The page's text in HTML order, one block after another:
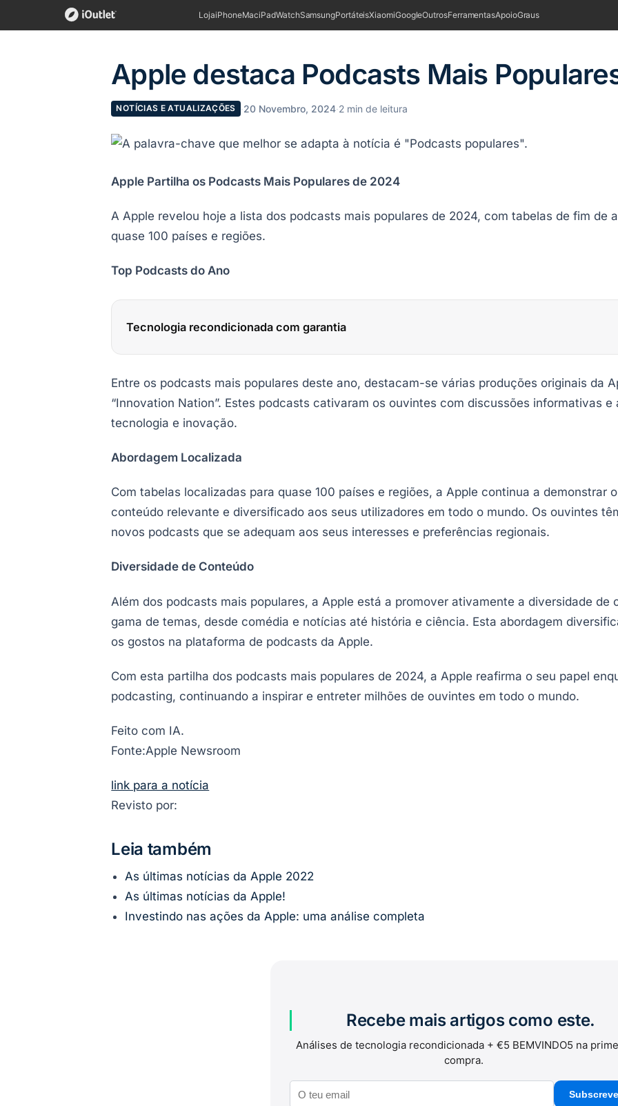
LojaiPhoneMaciPadWatchSamsungPortáteisXiaomiGoogleOutrosFerramentasApoioGraus
Apple destaca Podcasts Mais
NOTÍCIAS E ATUALIZAÇÕES ·20 Novembro, 2024·2 min de leitura
Apple Partilha os Podcasts Mais Populares de 2024
A Apple revelou hoje a lista dos podcasts mais populares de 2024, com tabelas de fim de
quase 100 países e regiões.
Top Podcasts do Ano
Tecnologia recondicionada com garantia
Entre os podcasts mais populares deste ano, destacam-se várias produções originais da
“Innovation Nation”. Estes podcasts cativaram os ouvintes com discussões informativas e
tecnologia e inovação.
Abordagem Localizada
Com tabelas localizadas para quase 100 países e regiões, a Apple continua a demonstrar
conteúdo relevante e diversificado aos seus utilizadores em todo o mundo. Os ouvintes
novos podcasts que se adequam aos seus interesses e preferências regionais.
Diversidade de Conteúdo
Além dos podcasts mais populares, a Apple está a promover ativamente a diversidade de
gama de temas, desde comédia e notícias até história e ciência. Esta abordagem
os gostos na plataforma de podcasts da Apple.
Com esta partilha dos podcasts mais populares de 2024, a Apple reafirma o seu papel
podcasting, continuando a inspirar e entreter milhões de ouvintes em todo o mundo.
Feito com IA.
Fonte:Apple Newsroom
link para a notícia
Revisto por:
Leia também
As últimas notícias da Apple 2022
As últimas notícias da Apple!
Investindo nas ações da Apple: uma análise completa
Recebe mais artigos como este.
Análises de tecnologia recondicionada + €5 BEMVINDO5 na
compra.